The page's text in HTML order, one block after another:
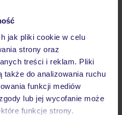
jak pliki cookie w celu
strony oraz
treści i reklam. Pliki
do analizowania ruchu
funkcji mediów
lub jej wycofanie może
funkcje strony.
podróży w Polsce